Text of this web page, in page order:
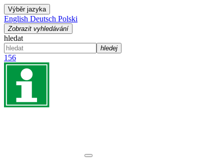
Výběr jazyka
English Deutsch Polski
Zobrazit vyhledávání
hledat
hledej
156